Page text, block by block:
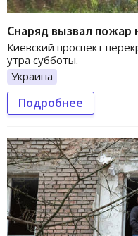
Снаряд вызвал пожар
Киевский проспект
утра субботы.
Украина
Подробнее